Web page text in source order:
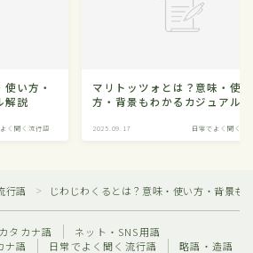
使い方・
解説
く聞く流行語
マリトッツォとは？意味・使い
方・背景もわかるカジュアル
2025.09.17 日常でよく聞く流
行語 ＞ じわじわくるとは？意味・使い方・背景も
タカナ語
ネット・SNS用語
ナ語
日常でよく聞く流行語 略語・造語